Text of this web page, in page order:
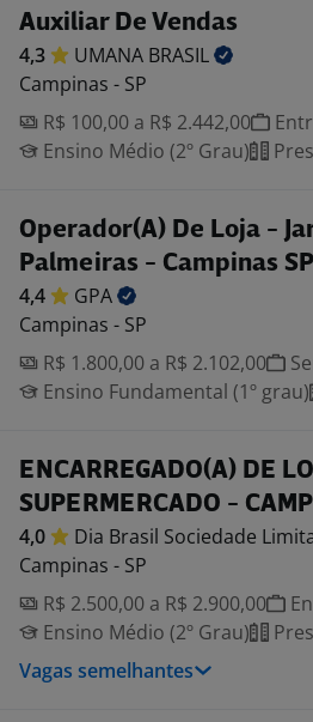
Auxiliar De Vendas
4,3 UMANA BRASIL
Campinas - SP
R$ 100,00 a R$ 2.442,00
Ensino Médio (2º Grau)
Operador(A) De Loja -
Palmeiras - Campinas SP
4,4
GPA
Campinas - SP
R$ 1.800,00 a R$ 2.102,00
Ensino Fundamental (1º grau)
ENCARREGADO(A) DE
SUPERMERCADO -
4,0 Dia Brasil Sociedade
Campinas - SP
R$ 2.500,00 a R$ 2.900,00
Ensino Médio (2º Grau)
Vagas semelhantes